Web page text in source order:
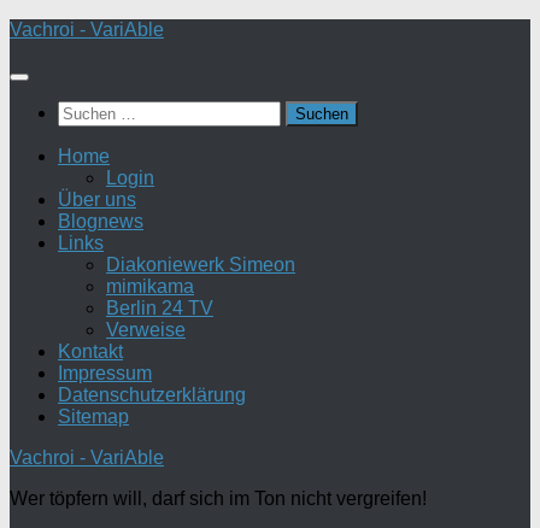
Zum
springen
Vachroi - VariAble
Suchen
nach:
Home
Login
Über uns
Blognews
Links
Diakoniewerk Simeon
mimikama
Berlin 24 TV
Verweise
Kontakt
Impressum
Datenschutzerklärung
Sitemap
Vachroi - VariAble
Wer töpfern will, darf sich im Ton nicht vergreifen!